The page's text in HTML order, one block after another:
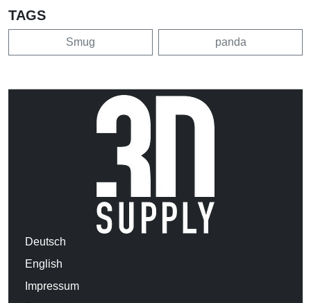
TAGS
Smug panda
Deutsch
English
Impressum